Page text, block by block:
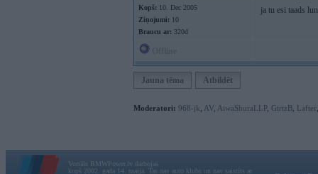
Kopš: 10. Dec 2005
Ziņojumi: 10
Braucu ar: 320d
ja tu esi taads
Jauna tēma Atbildēt
Moderatori: 968-jk AV AiwaShuraLLP, GirtzB Lafter
Vortāls BMWPower.lv darbojas
kopš 2002. gada 14. maija. Tas nav auto klubs un nav saistīts ar